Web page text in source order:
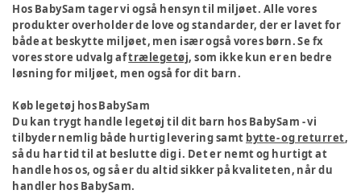
Hos BabySam tager vi også hensyn til miljøet. Alle vores
produkter overholder de love og standarder, der er lavet for
både at beskytte miljøet, men især også vores børn. Se fx
vores store udvalg aftrælegetøj, som ikke kun er en bedre
løsning for miljøet, men også for dit barn.
Køb legetøj hos BabySam
Du kan trygt handle legetøj til dit barn hos BabySam - vi
tilbyder nemlig både hurtig levering samt bytte- og returret,
så du har tid til at beslutte dig i. Det er nemt og hurtigt at
handle hos os, og så er du altid sikker på kvaliteten, når du
handler hos BabySam.